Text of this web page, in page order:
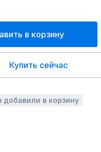
в корзину
Купить сейчас
добавили в корзину